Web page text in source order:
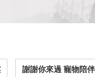
謝謝你來過 寵物陪